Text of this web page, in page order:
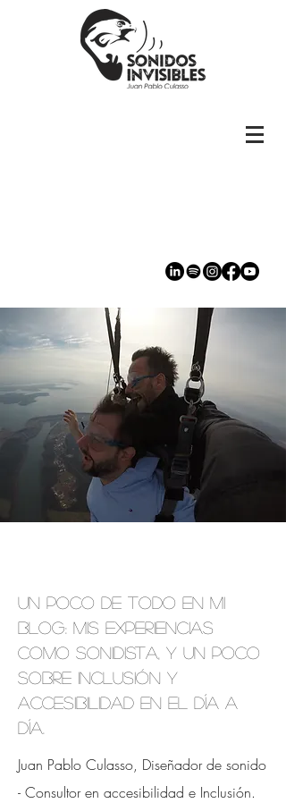
Un poco de todo en mi
blog: mis experiencias
como sonidista, y un poco
sobre inclusión y
accesibilidad en el día a
día.
Juan Pablo Culasso, Diseñador de sonido
- Consultor en accesibilidad e Inclusión.